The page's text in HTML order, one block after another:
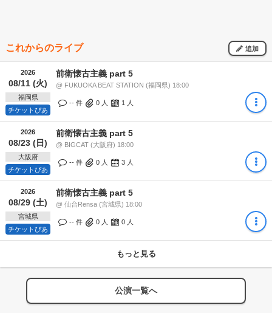
これからのライブ 追加
2026
08/11 (火)
福岡県
チケットぴあ
前衛懐古主義 part 5
@ FUKUOKA BEAT STATION (福岡県) 18:00
-- 件 0 人 1 人
2026
08/23 (日)
大阪府
チケットぴあ
前衛懐古主義 part 5
@ BIGCAT (大阪府) 18:00
-- 件 0 人 3 人
2026
08/29 (土)
宮城県
チケットぴあ
前衛懐古主義 part 5
@ 仙台Rensa (宮城県) 18:00
-- 件 0 人 0 人
もっと見る
公演一覧へ